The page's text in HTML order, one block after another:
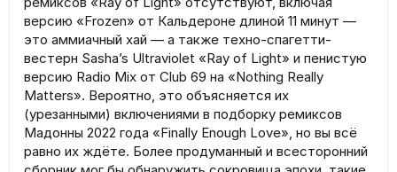
версию «Frozen» от Кальдероне длиной 11 минут —
это аммиачный хай — а также техно-спагетти-
вестерн Sasha’s Ultraviolet «Ray of Light» и пенистую
версию Radio Mix от Club 69 на «Nothing Really
Matters». Вероятно, это объясняется их
(урезанными) включениями в подборку ремиксов
Мадонны 2022 года «Finally Enough Love», но вы всё
равно их ждёте. Более продуманный и всесторонний